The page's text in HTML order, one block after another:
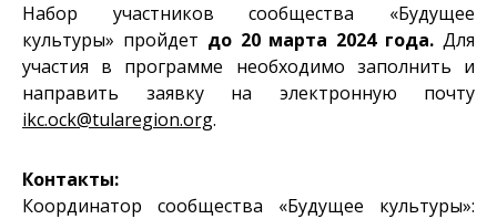
Набор участников сообщества «Будущее
культуры» пройдет до 20 марта 2024 года. Для
участия в программе необходимо заполнить и
направить заявку на электронную почту
ikc.ock@tularegion.org.
Контакты:
Координатор сообщества «Будущее культуры»: